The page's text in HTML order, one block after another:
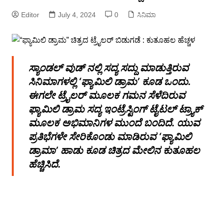
Editor July 4, 2024 0 ಸಿನಿಮಾ
ಸ್ಯಾಂಡಲ್ ವುಡ್ ನಲ್ಲಿ ಸದ್ಯ ಸದ್ದು ಮಾಡುತ್ತಿರುವ
ಸಿನಿಮಾಗಳಲ್ಲಿ ‘ಫ್ಯಾಮಿಲಿ ಡ್ರಾಮ’ ಕೂಡ ಒಂದು.
ಈಗಲೇ ಟ್ರೈಲರ್ ಮೂಲಕ ಗಮನ ಸೆಳೆದಿರುವ
ಫ್ಯಾಮಿಲಿ ಡ್ರಾಮ ಸದ್ಯ ಇಂಟ್ರೆಸ್ಟಿಂಗ್ ಟೈಟಲ್ ಟ್ರ್ಯಾಕ್
ಮೂಲಕ ಅಭಿಮಾನಿಗಳ ಮುಂದೆ ಬಂದಿದೆ. ಯುವ
ಪ್ರತಿಭೆಗಳೇ ಸೇರಿಕೊಂಡು ಮಾಡಿರುವ ‘ಫ್ಯಾಮಿಲಿ
ಡ್ರಾಮಾ’ ಹಾಡು ಕೂಡ ಚಿತ್ರದ ಮೇಲಿನ ಕುತೂಹಲ
ಹೆಚ್ಚಿಸಿದೆ.